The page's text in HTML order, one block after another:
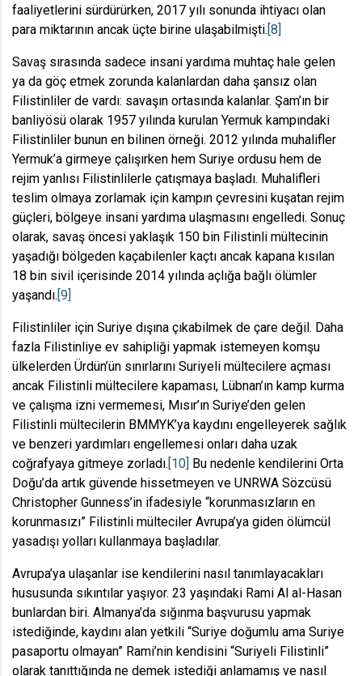
faaliyetlerini sürdürürken, 2017 yılı sonunda ihtiyacı olan
para miktarının ancak üçte birine ulaşabilmişti. [8]
Savaş sırasında sadece insani yardıma muhtaç hale gelen
ya da göç etmek zorunda kalanlardan daha şansız olan
Filistinliler de vardı: savaşın ortasında kalanlar. Şam’ın bir
banliyösü olarak 1957 yılında kurulan Yermuk kampındaki
Filistinliler bunun en bilinen örneği. 2012 yılında muhalifler
Yermuk’a girmeye çalışırken hem Suriye ordusu hem de
rejim yanlısı Filistinlilerle çatışmaya başladı. Muhalifleri
teslim olmaya zorlamak için kampın çevresini kuşatan rejim
güçleri, bölgeye insani yardıma ulaşmasını engelledi. Sonuç
olarak, savaş öncesi yaklaşık 150 bin Filistinli mültecinin
yaşadığı bölgeden kaçabilenler kaçtı ancak kapana kısılan
18 bin sivil içerisinde 2014 yılında açlığa bağlı ölümler
yaşandı. [9]
Filistinliler için Suriye dışına çıkabilmek de çare değil. Daha
fazla Filistinliye ev sahipliği yapmak istemeyen komşu
ülkelerden Ürdün’ün sınırlarını Suriyeli mültecilere açması
ancak Filistinli mültecilere kapaması, Lübnan’ın kamp kurma
ve çalışma izni vermemesi, Mısır’ın Suriye’den gelen
Filistinli mültecilerin BMMYK’ya kaydını engelleyerek sağlık
ve benzeri yardımları engellemesi onları daha uzak
coğrafyaya gitmeye zorladı. [10] Bu nedenle kendilerini Orta
Doğu’da artık güvende hissetmeyen ve UNRWA Sözcüsü
Christopher Gunness’in ifadesiyle “korunmasızların en
korunmasızı” Filistinli mülteciler Avrupa’ya giden ölümcül
yasadışı yolları kullanmaya başladılar.
Avrupa’ya ulaşanlar ise kendilerini nasıl tanımlayacakları
hususunda sıkıntılar yaşıyor. 23 yaşındaki Rami Al al-Hasan
bunlardan biri. Almanya’da sığınma başvurusu yapmak
istediğinde, kaydını alan yetkili “Suriye doğumlu ama Suriye
pasaportu olmayan” Rami’nin kendisini “Suriyeli Filistinli”
olarak tanıttığında ne demek istediği anlamamış ve nasıl